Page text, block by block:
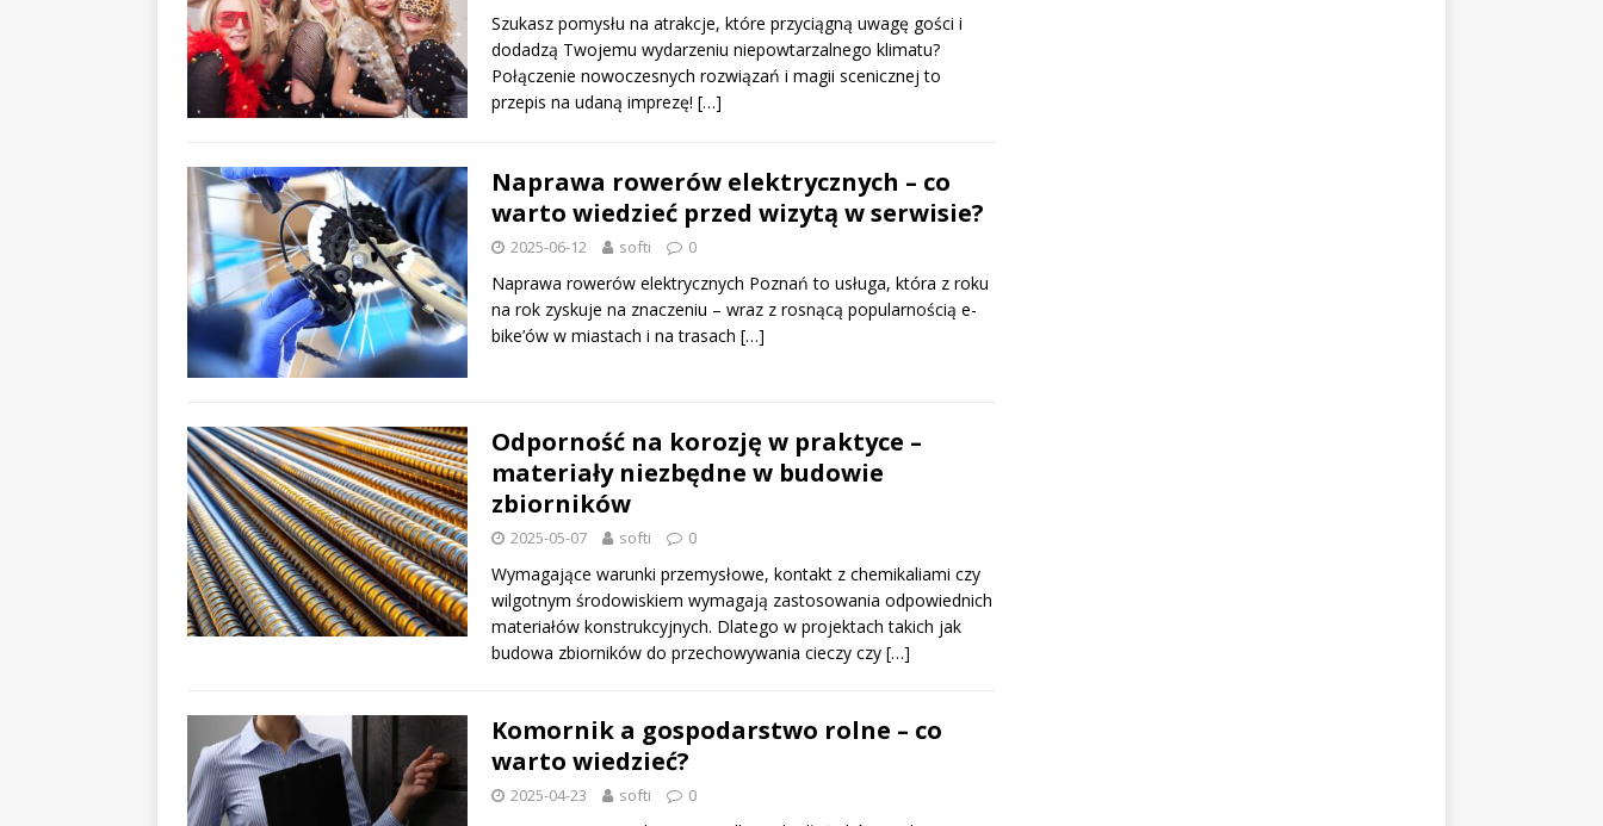
Szukasz pomysłu na atrakcje, które przyciągną uwagę gości i
dodadzą Twojemu wydarzeniu niepowtarzalnego klimatu?
Połączenie nowoczesnych rozwiązań i magii scenicznej to
przepis na udaną imprezę! […]
Naprawa rowerów elektrycznych – co
warto wiedzieć przed wizytą w serwisie?
2025-06-12 softi 0
Naprawa rowerów elektrycznych Poznań to usługa, która z roku
na rok zyskuje na znaczeniu – wraz z rosnącą popularnością e-
bike’ów w miastach i na trasach […]
Odporność na korozję w praktyce –
materiały niezbędne w budowie
zbiorników
2025-05-07 softi 0
Wymagające warunki przemysłowe, kontakt z chemikaliami czy
wilgotnym środowiskiem wymagają zastosowania odpowiednich
materiałów konstrukcyjnych. Dlatego w projektach takich jak
budowa zbiorników do przechowywania cieczy czy […]
Komornik a gospodarstwo rolne – co
warto wiedzieć?
2025-04-23 softi 0